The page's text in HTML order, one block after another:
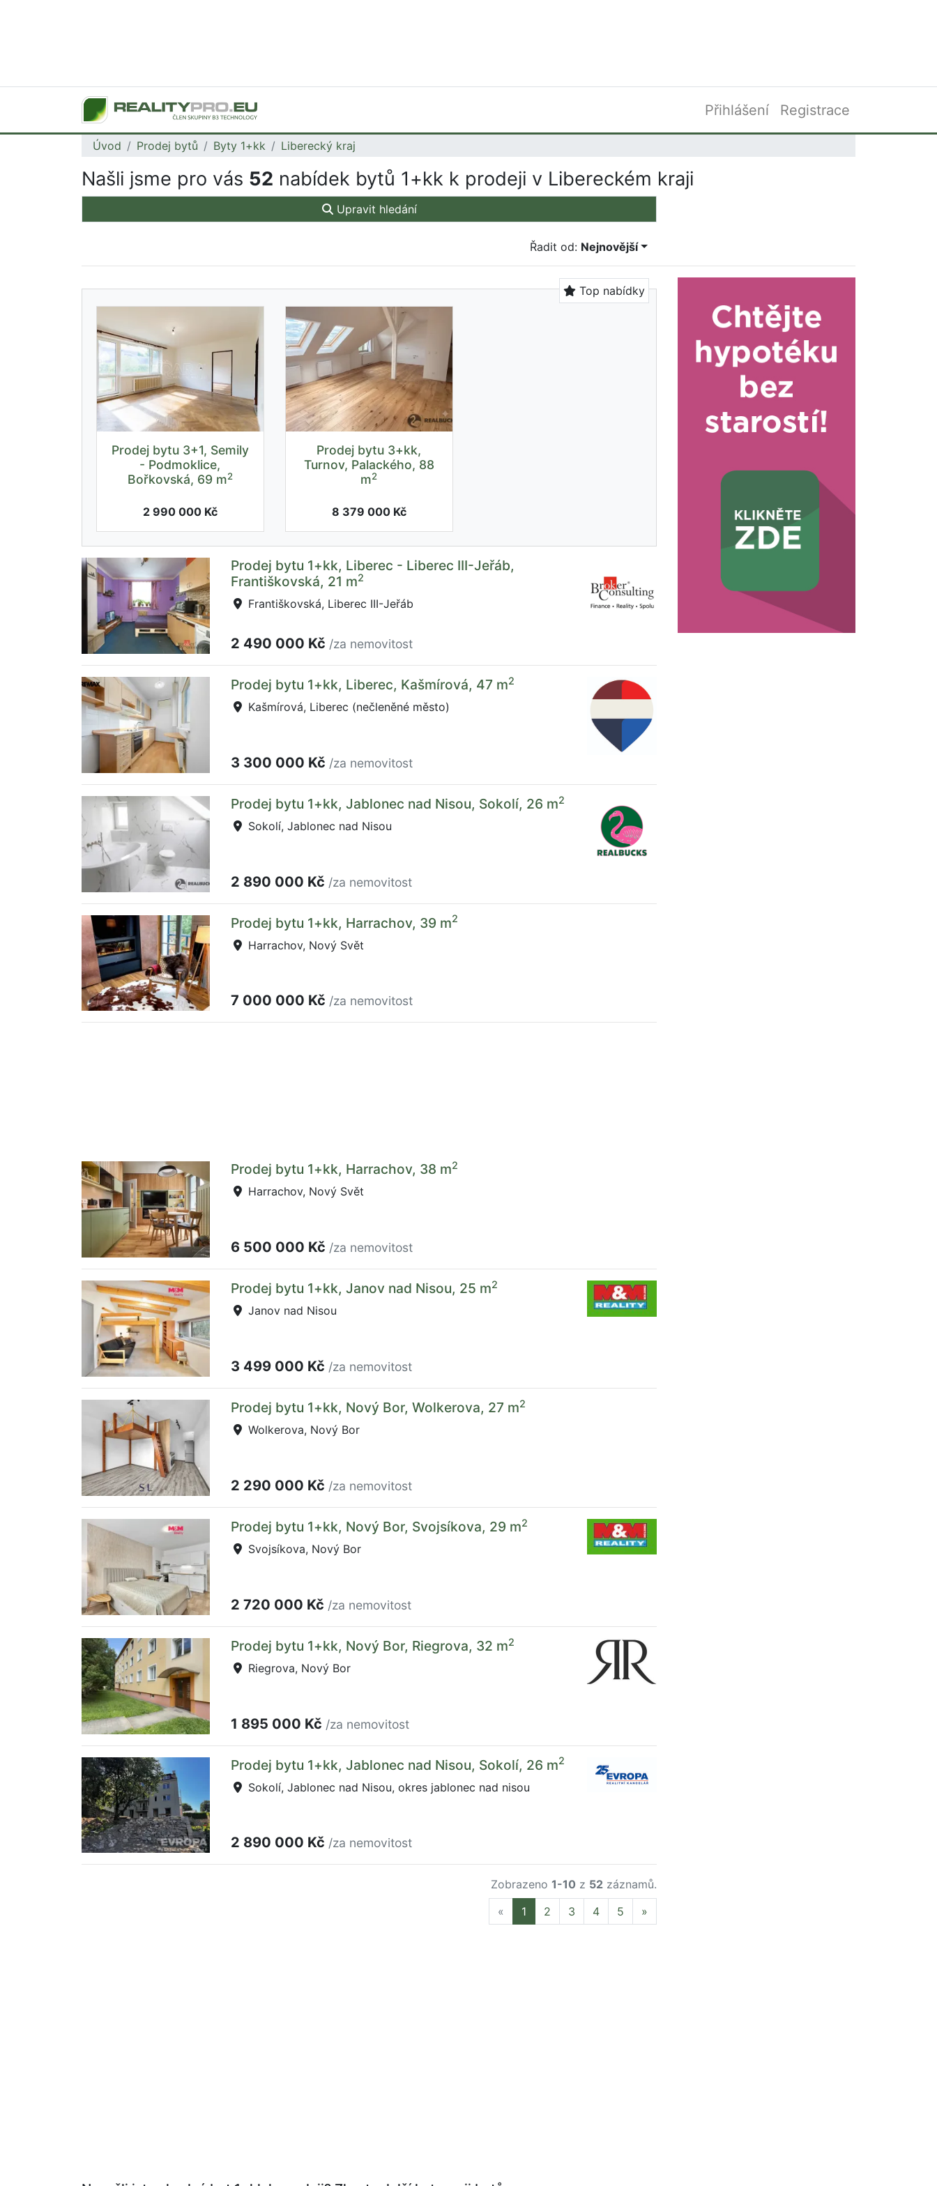
Přihlášení Registrace
Úvod Prodej bytů Byty 1+kk Liberecký kraj
Našli jsme pro vás 52 nabídek bytů 1+kk k prodeji v Libereckém kraji
Upravit hledání
Řadit od: Nejnovější
Top nabídky
Prodej bytu 3+1, Semily
- Podmoklice,
Bořkovská, 69 m2
2 990 000 Kč
Prodej bytu 3+kk,
Turnov, Palackého, 88
m2
8 379 000 Kč
Prodej bytu 1+kk, Liberec - Liberec III-Jeřáb,
Františkovská, 21 m2
Františkovská, Liberec III-Jeřáb
2 490 000 Kč /za nemovitost
Prodej bytu 1+kk, Liberec, Kašmírová, 47 m2
Kašmírová, Liberec (nečleněné město)
3 300 000 Kč /za nemovitost
Prodej bytu 1+kk, Jablonec nad Nisou, Sokolí, 26 m2
Sokolí, Jablonec nad Nisou
2 890 000 Kč /za nemovitost
Prodej bytu 1+kk, Harrachov, 39 m2
Harrachov, Nový Svět
7 000 000 Kč /za nemovitost
Prodej bytu 1+kk, Harrachov, 38 m2
Harrachov, Nový Svět
6 500 000 Kč /za nemovitost
Prodej bytu 1+kk, Janov nad Nisou, 25 m2
Janov nad Nisou
3 499 000 Kč /za nemovitost
Prodej bytu 1+kk, Nový Bor, Wolkerova, 27 m2
Wolkerova, Nový Bor
2 290 000 Kč /za nemovitost
Prodej bytu 1+kk, Nový Bor, Svojsíkova, 29 m2
Svojsíkova, Nový Bor
2 720 000 Kč /za nemovitost
Prodej bytu 1+kk, Nový Bor, Riegrova, 32 m2
Riegrova, Nový Bor
1 895 000 Kč /za nemovitost
Prodej bytu 1+kk, Jablonec nad Nisou, Sokolí, 26 m2
Sokolí, Jablonec nad Nisou, okres jablonec nad nisou
2 890 000 Kč /za nemovitost
Zobrazeno 1-10 z 52 záznamů.
« Previous
1 2 3 4 5 »